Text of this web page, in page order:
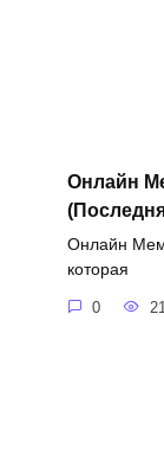
Онлайн
Онлайн
которая
0 21